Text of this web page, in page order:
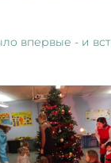
впервые - и